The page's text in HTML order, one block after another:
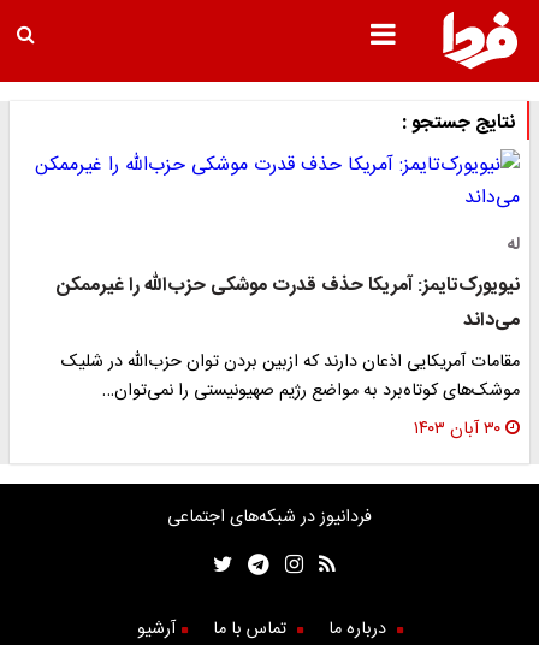
نتایج جستجو :
له
نیویورک‌تایمز: آمریکا حذف قدرت موشکی حزب‌الله را غیرممکن
می‌داند
مقامات آمریکایی اذعان دارند که ازبین بردن توان حزب‌الله در شلیک
موشک‌های کوتاه‌برد به مواضع رژیم صهیونیستی را نمی‌توان…
۳۰ آبان ۱۴۰۳
فردانیوز در شبکه‌های اجتماعی
درباره ما تماس با ما آرشیو